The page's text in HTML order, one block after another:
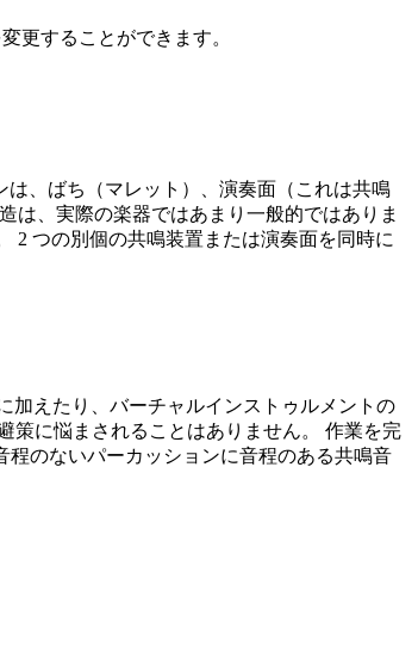
更することができます。
、ばち（マレット）、演奏面（これは共鳴
は、実際の楽器ではあまり一般的ではありま
2 つの別個の共鳴装置または演奏面を同時に
加えたり、バーチャルインストゥルメントの
策に悩まされることはありません。 作業を完
程のないパーカッションに音程のある共鳴音